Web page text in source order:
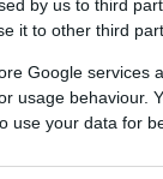
by us to third
it to other third
Google services
usage behaviour.
use your data for